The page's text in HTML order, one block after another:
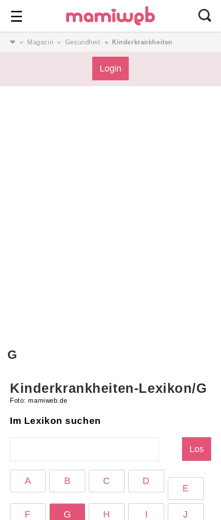
☰ ⎯ Wir lieben Familie ⎯
❤ Magazin Gesundheit Kinderkrankheiten
Login
G
Kinderkrankheiten-Lexikon/G
Foto: mamiweb.de
Im Lexikon suchen
A B C D
E
F G H I J